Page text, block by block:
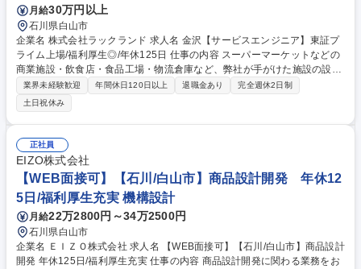
月給30万円以上
石川県白山市
企業名 株式会社ラックランド 求人名 金沢【サービスエンジニア】東証プ
ライム上場/福利厚生◎/年休125日 仕事の内容 スーパーマーケットなどの
商業施設・飲食店・食品工場・物流倉庫など、弊社が手がけた施設の設備
メンテンス業務です。冷凍冷蔵設備、空調設備、給排気・ダクト設備、厨
房設備など幅広く経験いただけます。 具体的には ■各種設備の修理作業・
不具合に対する緊急対応（作業対象は、設備内部のみ。配管/配線作業も無
し） ■定期点検・メンテナンス ■協力業者・職人の手配（大規模な修理の
場合） ■改善工事の計画立案・提案など 募集職種 金沢【サービスエンジ
ニア】東証プライム上場/福利厚生◎/年休125日
業界未経験歓迎 年間休日120日以上 退職金あり
完全週休2日制
土日祝休み
正社員
EIZO株式会社
【WEB面接可】【石川/白山市】商品設計開発 年休12
5日/福利厚生充実 機構設計
月給22万2800円～34万2500円
石川県白山市
企業名 ＥＩＺＯ株式会社 求人名 【WEB面接可】【石川/白山市】商品設計
開発 年休125日/福利厚生充実 仕事の内容 商品設計開発に関わる業務をお